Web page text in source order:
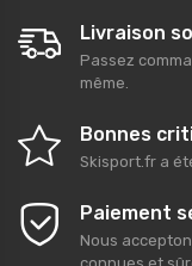
Livraison
Passez
même.
Bonnes
Skisport.fr a
Paiement
Nous